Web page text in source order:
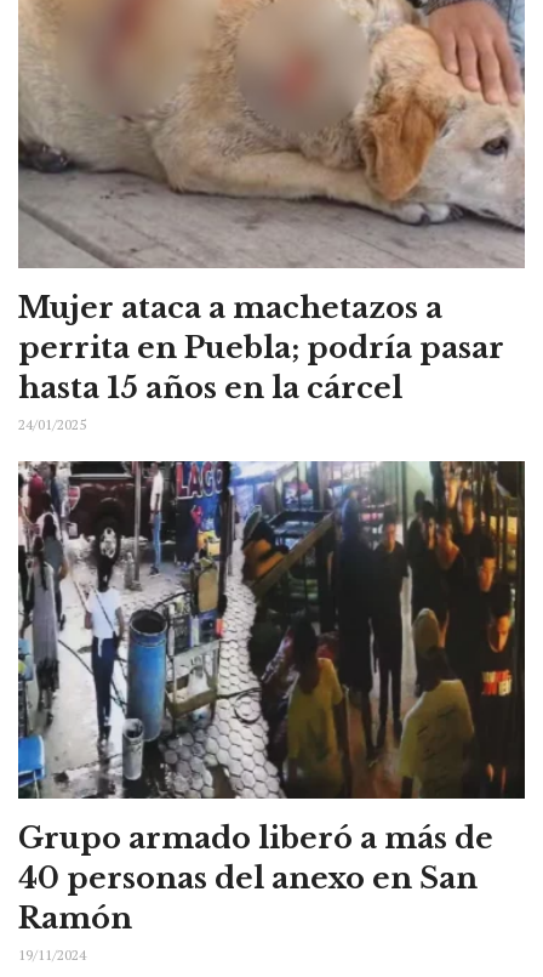
Mujer ataca a machetazos a
perrita en Puebla; podría pasar
hasta 15 años en la cárcel
24/01/2025
Grupo armado liberó a más de
40 personas del anexo en San
Ramón
19/11/2024